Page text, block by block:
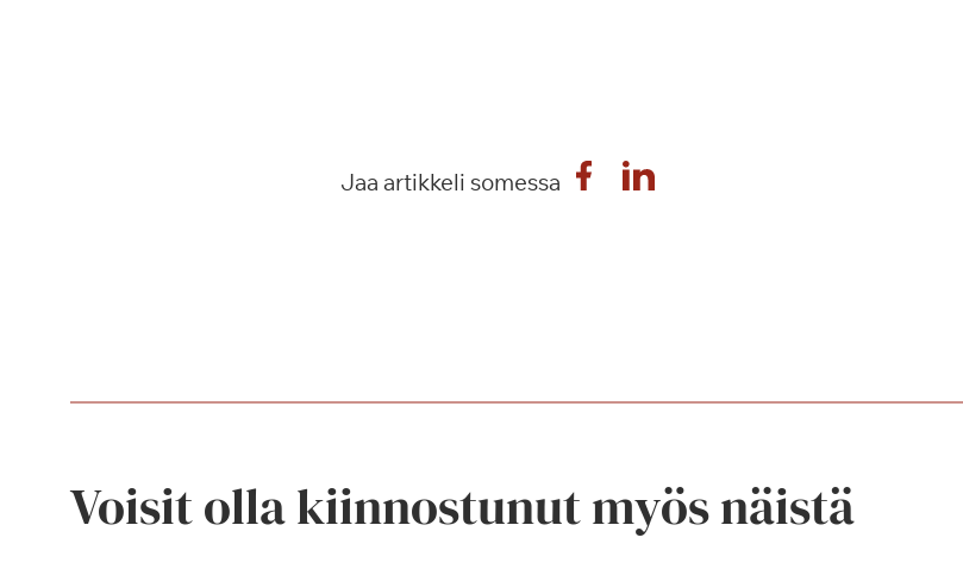
Jaa artikkeli somessa
Voisit olla kiinnostunut myös näistä